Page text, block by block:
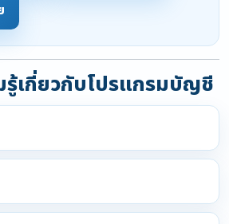
รู้เกี่ยวกับโปรแกรมบัญชี